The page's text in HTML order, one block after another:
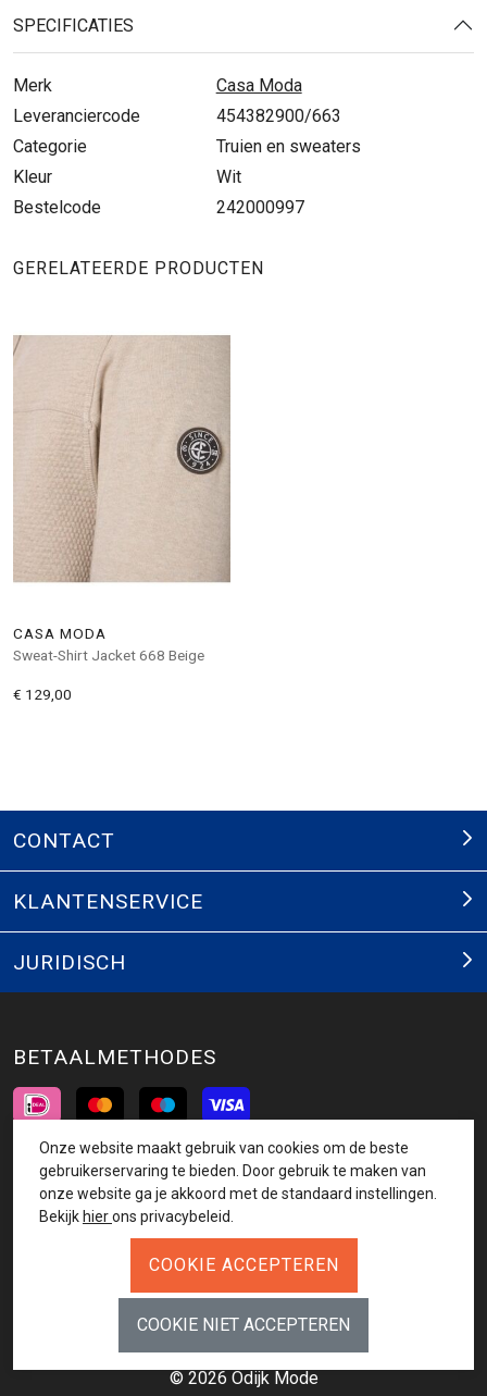
SPECIFICATIES
Merk
Casa Moda
Leveranciercode
454382900/663
Categorie
Truien en sweaters
Kleur
Wit
Bestelcode
242000997
GERELATEERDE PRODUCTEN
CASA MODA
Sweat-Shirt Jacket 668 Beige
€ 129,00
CONTACT
KLANTENSERVICE
JURIDISCH
BETAALMETHODES
INSCHRIJVEN NIEUWSBRIEF
© 2026 Odijk Mode
Onze website maakt gebruik van cookies om de beste
gebruikerservaring te bieden. Door gebruik te maken van
onze website ga je akkoord met de standaard instellingen.
Bekijk hierons privacybeleid.